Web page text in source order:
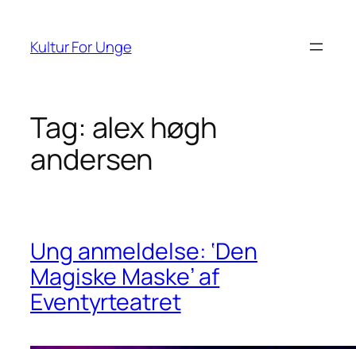
indhold
Kultur For Unge
Tag: alex høgh
andersen
Ung anmeldelse: ‘Den
Magiske Maske’ af
Eventyrteatret